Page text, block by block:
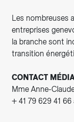
Les nombreuses
entreprises
la branche sont
transition
CONTACT
Mme Anne-
+ 41 79 629 41